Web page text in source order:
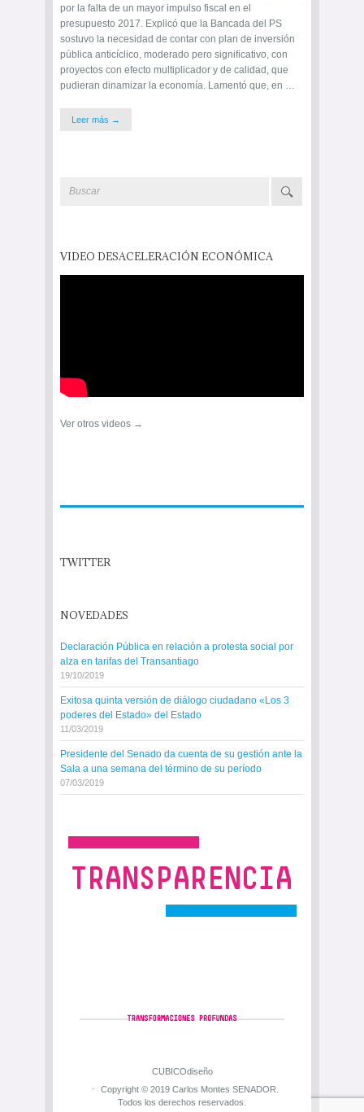
por la falta de un mayor impulso fiscal en el
presupuesto 2017. Explicó que la Bancada del PS
sostuvo la necesidad de contar con plan de inversión
pública anticíclico, moderado pero significativo, con
proyectos con efecto multiplicador y de calidad, que
pudieran dinamizar la economía. Lamentó que, en …
Leer más →
VIDEO DESACELERACIÓN ECONÓMICA
Ver otros videos →
TWITTER
NOVEDADES
Declaración Pública en relación a protesta social por
alza en tarifas del Transantiago
19/10/2019
Exitosa quinta versión de diálogo ciudadano «Los 3
poderes del Estado» del Estado
11/03/2019
Presidente del Senado da cuenta de su gestión ante la
Sala a una semana del término de su período
07/03/2019
CUBICOdiseño
Copyright © 2019 Carlos Montes SENADOR.
Todos los derechos reservados.